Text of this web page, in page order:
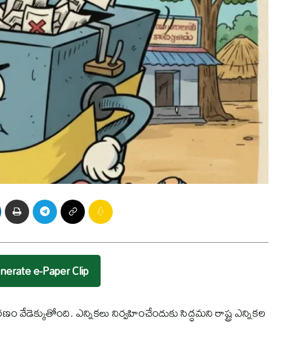
e-Paper Clip
ఎన్నికలు నిర్వహించేందుకు సిద్ధమని రాష్ట్ర ఎన్నికల